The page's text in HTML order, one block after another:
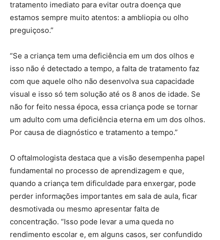
tratamento imediato para evitar outra doença que
estamos sempre muito atentos: a ambliopia ou olho
preguiçoso.”
“Se a criança tem uma deficiência em um dos olhos e
isso não é detectado a tempo, a falta de tratamento faz
com que aquele olho não desenvolva sua capacidade
visual e isso só tem solução até os 8 anos de idade. Se
não for feito nessa época, essa criança pode se tornar
um adulto com uma deficiência eterna em um dos olhos.
Por causa de diagnóstico e tratamento a tempo.”
O oftalmologista destaca que a visão desempenha papel
fundamental no processo de aprendizagem e que,
quando a criança tem dificuldade para enxergar, pode
perder informações importantes em sala de aula, ficar
desmotivada ou mesmo apresentar falta de
concentração. “Isso pode levar a uma queda no
rendimento escolar e, em alguns casos, ser confundido